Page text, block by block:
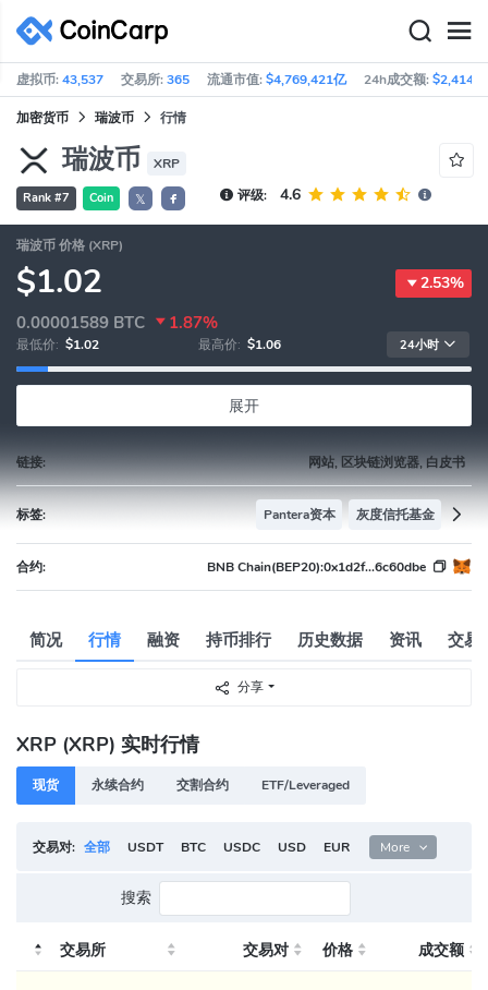
虚拟币:43,537 交易所:365 流通市值:$4,769,421亿 24h成交额:$2,414亿
加密货币 瑞波币 行情
瑞波币 XRP
Rank #7 Coin 𝕏 评级: 4.6
瑞波币 价格 (XRP)
$1.02 2.53%
0.00001589 BTC 1.87%
最低价: $1.02 最高价: $1.06 24小时
展开
链接: 网站, 区块链浏览器, 白皮书
标签: Pantera资本 灰度信托基金
合约: BNB Chain(BEP20):0x1d2f...6c60dbe
简况 行情 融资 持币排行 历史数据 资讯 交易
分享
XRP (XRP) 实时行情
现货 永续合约 交割合约 ETF/Leveraged
交易对: 全部 USDT BTC USDC USD EUR ETH TRY
More
搜索
交易所 交易对 价格 成交额